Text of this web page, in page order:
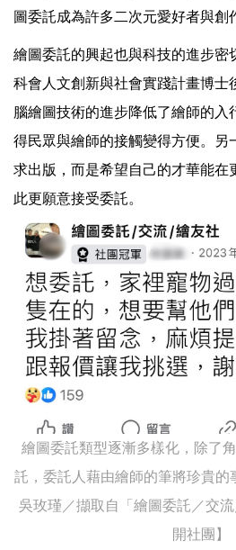
圖委託成為許多二次元愛好者與創
繪圖委託的興起也與科技的進步密
科會人文創新與社會實踐計畫博士
腦繪圖技術的進步降低了繪師的入
得民眾與繪師的接觸變得方便。另
求出版，而是希望自己的才華能在
此更願意接受委託。
繪圖委託類型逐漸多樣化，除了
託，委託人藉由繪師的筆將珍貴
吳玫瑾／擷取自「繪圖委託／交
開社團】